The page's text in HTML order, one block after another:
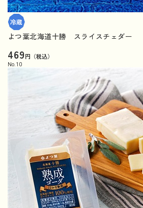
よつ葉北海道十勝 スライスチェダー
469円（税込）
No. 10